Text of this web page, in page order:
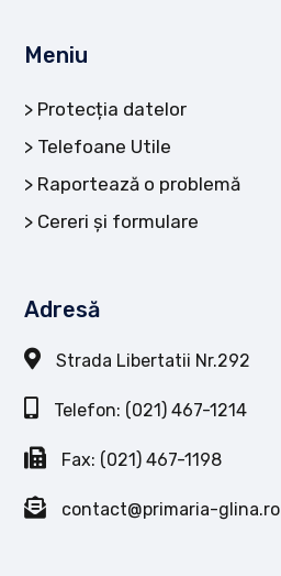
Meniu
Protecția datelor
Telefoane Utile
Raportează o problemă
Cereri și formulare
Adresă
Strada Libertatii Nr.292
Telefon: (021) 467-1214
Fax: (021) 467-1198
contact@primaria-glina.ro